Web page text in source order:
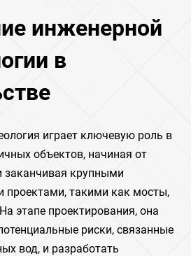
инженерной
в
играет ключевую роль в
объектов, начиная от
заканчивая крупными
проектами, такими как мосты,
этапе проектирования, она
риски, связанные
вод, и разработать